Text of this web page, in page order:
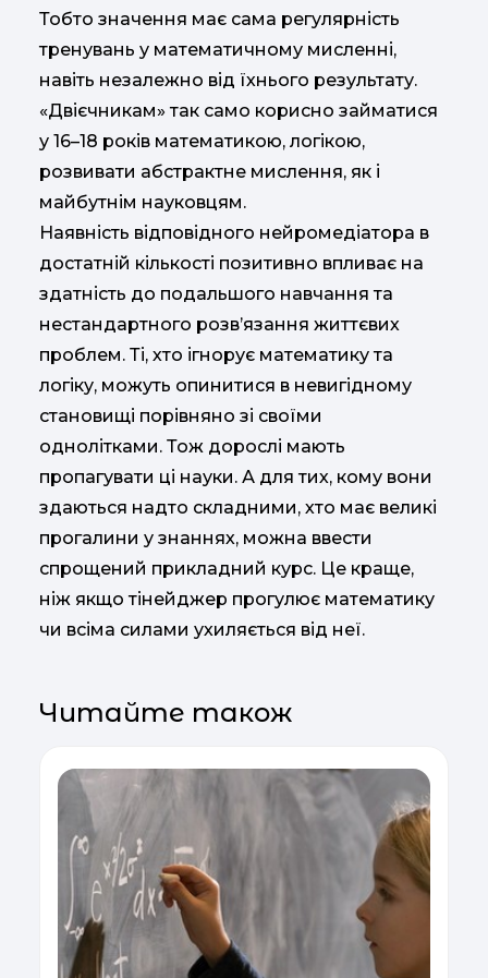
Тобто значення має сама регулярність
тренувань у математичному мисленні,
навіть незалежно від їхнього результату.
«Двієчникам» так само корисно займатися
у 16–18 років математикою, логікою,
розвивати абстрактне мислення, як і
майбутнім науковцям.
Наявність відповідного нейромедіатора в
достатній кількості позитивно впливає на
здатність до подальшого навчання та
нестандартного розв’язання життєвих
проблем. Ті, хто ігнорує математику та
логіку, можуть опинитися в невигідному
становищі порівняно зі своїми
однолітками. Тож дорослі мають
пропагувати ці науки. А для тих, кому вони
здаються надто складними, хто має великі
прогалини у знаннях, можна ввести
спрощений прикладний курс. Це краще,
ніж якщо тінейджер прогулює математику
чи всіма силами ухиляється від неї.
Читайте також